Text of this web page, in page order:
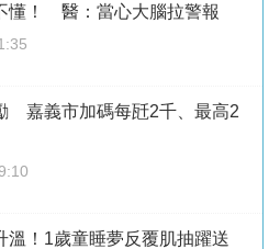
懂！ 醫：當心大腦拉警報
嘉義市加碼每瓩2千、最高2
溫！1歲童睡夢反覆肌抽躍送